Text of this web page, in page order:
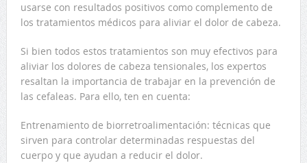
usarse con resultados positivos como complemento de
los tratamientos médicos para aliviar el dolor de cabeza.
Si bien todos estos tratamientos son muy efectivos para
aliviar los dolores de cabeza tensionales, los expertos
resaltan la importancia de trabajar en la prevención de
las cefaleas. Para ello, ten en cuenta:
Entrenamiento de biorretroalimentación: técnicas que
sirven para controlar determinadas respuestas del
cuerpo y que ayudan a reducir el dolor.